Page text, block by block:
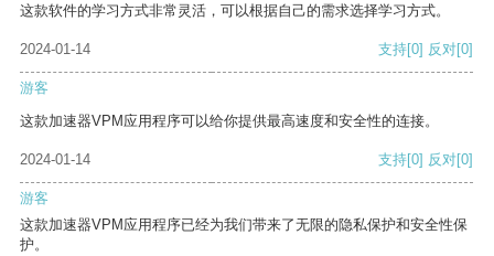
这款软件的学习方式非常灵活，可以根据自己的需求选择学习方式。
2024-01-14 支持[0] 反对[0]
游客
这款加速器VPM应用程序可以给你提供最高速度和安全性的连接。
2024-01-14 支持[0] 反对[0]
游客
这款加速器VPM应用程序已经为我们带来了无限的隐私保护和安全性保
护。